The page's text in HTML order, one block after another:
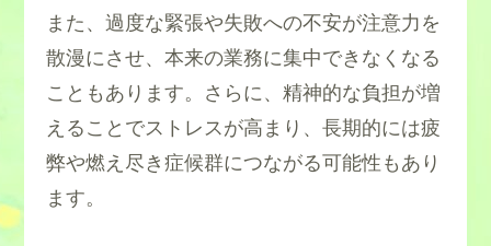
また、過度な緊張や失敗への不安が注意力を
散漫にさせ、本来の業務に集中できなくなる
こともあります。さらに、精神的な負担が増
えることでストレスが高まり、長期的には疲
弊や燃え尽き症候群につながる可能性もあり
ます。